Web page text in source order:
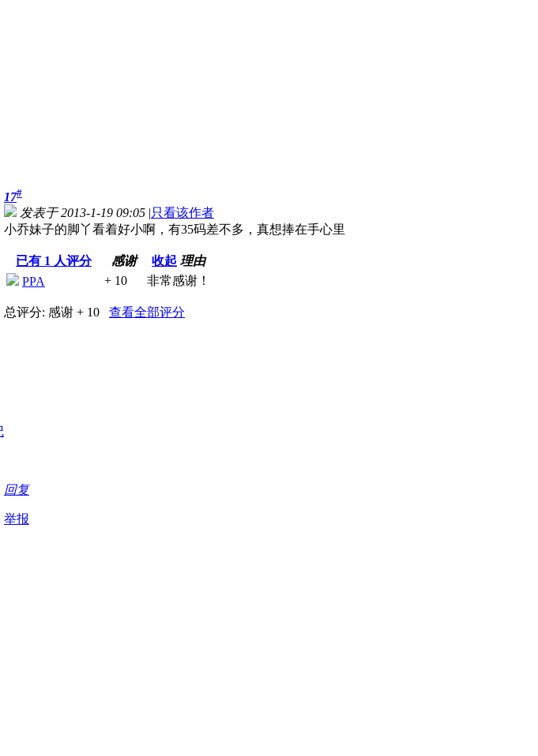
17#
发表于 2013-1-19 09:05 |只看该作者
小乔妹子的脚丫看着好小啊，有35码差不多，真想捧在手心里
已有 1 人评分 感谢 收起 理由
PPA
+ 10 非常感谢！
总评分: 感谢 + 10 查看全部评分
回复
举报